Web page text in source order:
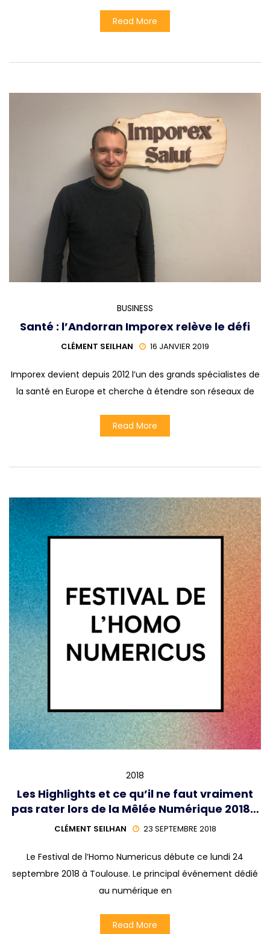
Read More
BUSINESS
Santé : l’Andorran Imporex relève le défi
CLÉMENT SEILHAN 16 JANVIER 2019
Imporex devient depuis 2012 l’un des grands spécialistes de
la santé en Europe et cherche à étendre son réseaux de
Read More
2018
Les Highlights et ce qu’il ne faut vraiment
pas rater lors de la Mêlée Numérique 2018…
CLÉMENT SEILHAN 23 SEPTEMBRE 2018
Le Festival de l’Homo Numericus débute ce lundi 24
septembre 2018 à Toulouse. Le principal événement dédié
au numérique en
Read More